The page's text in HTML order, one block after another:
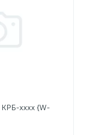
хххх {W-